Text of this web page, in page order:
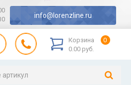
info@lorenzline.ru
Корзина
0
0.00 руб.